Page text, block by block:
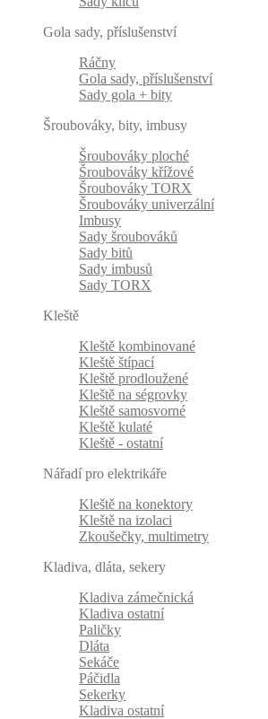
Gola sady, příslušenství
Ráčny
Gola sady, příslušenství
Sady gola + bity
Šroubováky, bity, imbusy
Šroubováky ploché
Šroubováky křížové
Šroubováky TORX
Šroubováky univerzální
Imbusy
Sady šroubováků
Sady bitů
Sady imbusů
Sady TORX
Kleště
Kleště kombinované
Kleště štípací
Kleště prodloužené
Kleště na ségrovky
Kleště samosvorné
Kleště kulaté
Kleště - ostatní
Nářadí pro elektrikáře
Kleště na konektory
Kleště na izolaci
Zkoušečky, multimetry
Kladiva, dláta, sekery
Kladiva zámečnická
Kladiva ostatní
Paličky
Dláta
Sekáče
Páčidla
Sekerky
Kladiva ostatní